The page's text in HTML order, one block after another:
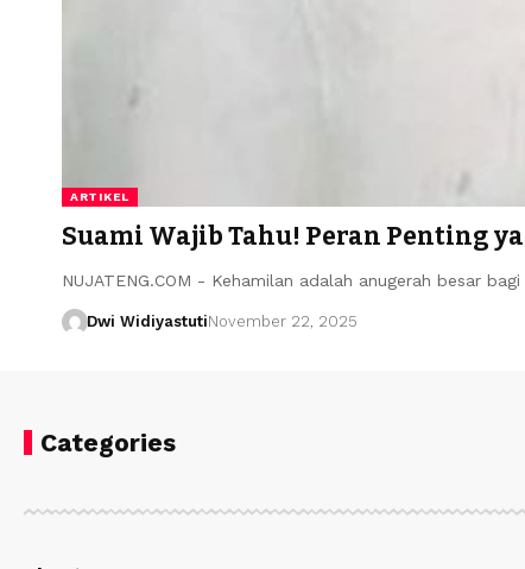
ARTIKEL
Suami Wajib Tahu! Peran Penting
NUJATENG.COM - Kehamilan adalah anugerah besar
Dwi WidiyastutiNovember 22, 2025
Categories